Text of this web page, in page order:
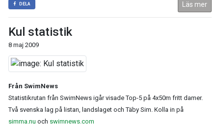
DELA Läs mer
Kul statistik
8 maj 2009
Från SwimNews
Statistikrutan från SwimNews igår visade Top-5 på 4x50m fritt damer.
Två svenska lag på listan, landslaget och Täby Sim. Kolla in på
simma.nu och swimnews.com